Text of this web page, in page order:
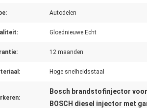
Autodelen
Gloednieuwe Echt
12 maanden
Hoge snelheidsstaal
Bosch brandstofinjector
BOSCH diesel injector met